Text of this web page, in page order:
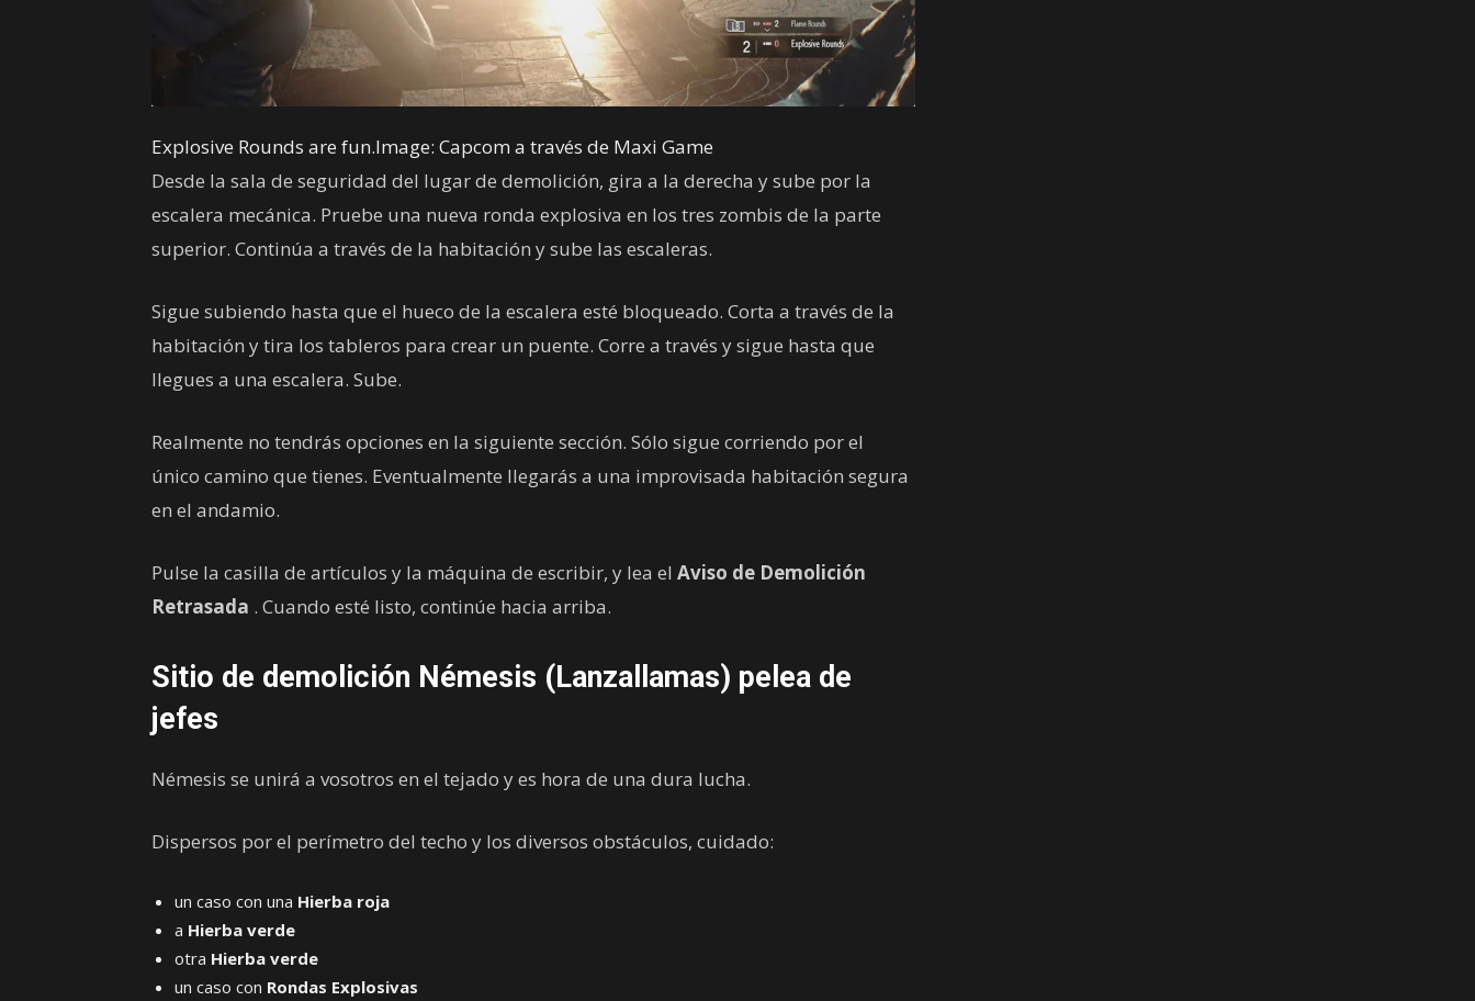
Explosive Rounds are fun.Image: Capcom a través de Maxi Game
Desde la sala de seguridad del lugar de demolición, gira a la derecha y sube por la
escalera mecánica. Pruebe una nueva ronda explosiva en los tres zombis de la parte
superior. Continúa a través de la habitación y sube las escaleras.
Sigue subiendo hasta que el hueco de la escalera esté bloqueado. Corta a través de la
habitación y tira los tableros para crear un puente. Corre a través y sigue hasta que
llegues a una escalera. Sube.
Realmente no tendrás opciones en la siguiente sección. Sólo sigue corriendo por el
único camino que tienes. Eventualmente llegarás a una improvisada habitación segura
en el andamio.
Pulse la casilla de artículos y la máquina de escribir, y lea el Aviso de Demolición
Retrasada . Cuando esté listo, continúe hacia arriba.
Sitio de demolición Némesis (Lanzallamas) pelea de
jefes
Némesis se unirá a vosotros en el tejado y es hora de una dura lucha.
Dispersos por el perímetro del techo y los diversos obstáculos, cuidado:
un caso con una Hierba roja
a Hierba verde
otra Hierba verde
un caso con Rondas Explosivas